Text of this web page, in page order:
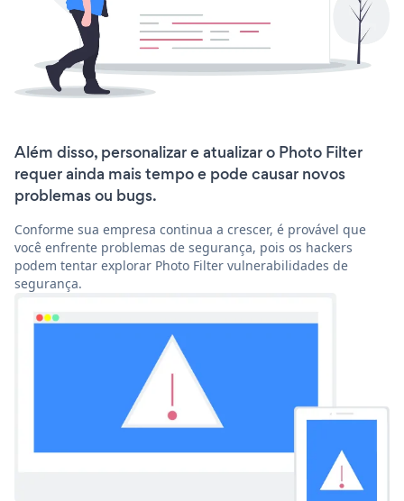
Além disso, personalizar e atualizar o Photo Filter
requer ainda mais tempo e pode causar novos
problemas ou bugs.
Conforme sua empresa continua a crescer, é provável que
você enfrente problemas de segurança, pois os hackers
podem tentar explorar Photo Filter vulnerabilidades de
segurança.